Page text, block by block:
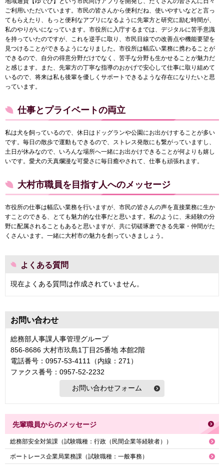
ご利用いただいています。市民の皆さんから便利だね、使いやすいなどと言っ
てもらえたり、もっと便利なアプリになるように先輩方と研究に励む時間が、
私のやりがいになっています。市役所に入庁するまでは、デジタルに苦手意識
を持っていたのですが、これを逆手に取り、市民目線での改善点や機能要望を
見つけることができるようになりました。市役所は幅広い業務に携わることが
できるので、自分の得意分野だけでなく、苦手な分野も生かせることが魅力だ
と感じます。また、先輩方の丁寧な指導のおかげで安心して仕事に取り組めて
いるので、将来は私も後輩を優しくサポートできるような存在になりたいと思
っています。
仕事とプライベートの両立
私は犬を飼っているので、休日はドッグランや公園にお出かけすることが多い
です。毎日の散歩で運動もできるので、ストレス発散にも繋がっていますし、
土日が休みなので、いろんな場所へ一緒にお出かけできることが何よりも嬉し
いです。愛犬の天真爛漫な可愛さに毎日癒やされて、仕事も頑張れます。
大村市職員を目指す人へのメッセージ
市役所の仕事は幅広い業務を行いますが、市民の皆さんの声を直接業務に生か
すことのできる、とても魅力的な仕事だと思います。私のように、未経験の分
野に配属されることもあると思いますが、共に切磋琢磨できる先輩・仲間がた
くさんいます。一緒に大村市の魅力を創っていきましょう。
よくある質問
現在よくある質問は作成されていません。
お問い合わせ
総務部人事課人事管理グループ
856-8686 大村市玖島1丁目25番地 本館2階
電話番号：0957-53-4111（内線：271）
ファクス番号：0957-52-2232
先輩職員からのメッセージ
総務部安全対策課（試験職種：行政（民間企業等経験者））
ボートレース企業局業務課（試験職種：一般事務）